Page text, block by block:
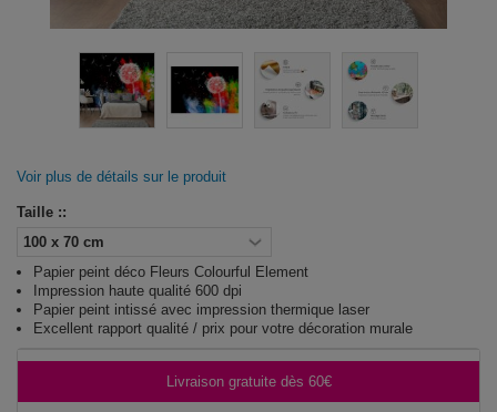
Voir plus de détails sur le produit
Taille ::
Papier peint déco Fleurs Colourful Element
Impression haute qualité 600 dpi
Papier peint intissé avec impression thermique laser
Excellent rapport qualité / prix pour votre décoration murale
Livraison gratuite dès 60€